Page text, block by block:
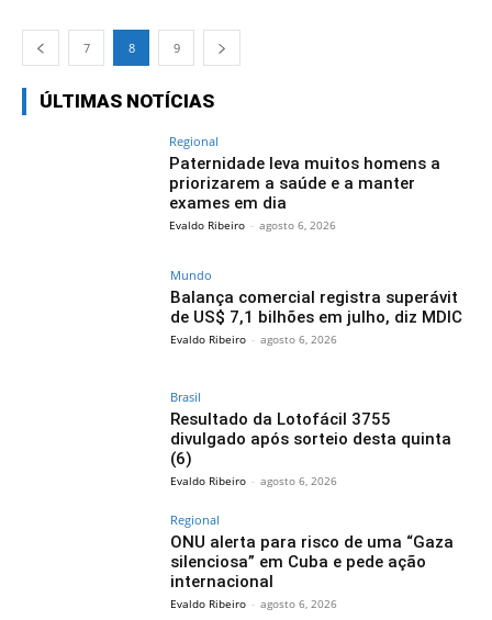
7 8 9
ÚLTIMAS NOTÍCIAS
Regional
Paternidade leva muitos homens a
priorizarem a saúde e a manter
exames em dia
Evaldo Ribeiro - agosto 6, 2026
Mundo
Balança comercial registra superávit
de US$ 7,1 bilhões em julho, diz MDIC
Evaldo Ribeiro - agosto 6, 2026
Brasil
Resultado da Lotofácil 3755
divulgado após sorteio desta quinta
(6)
Evaldo Ribeiro - agosto 6, 2026
Regional
ONU alerta para risco de uma “Gaza
silenciosa” em Cuba e pede ação
internacional
Evaldo Ribeiro - agosto 6, 2026